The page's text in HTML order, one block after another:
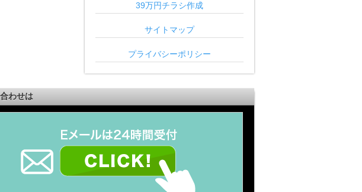
39万円チラシ作成
サイトマップ
プライバシーポリシー
わせは